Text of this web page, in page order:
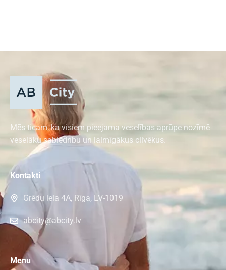
Mēs ticam, ka visiem pieejama veselības aprūpe nozīmē
veselāku sabiedrību un laimīgākus cilvēkus.
Kontakti
Grēdu iela 4A, Rīga, LV-1019
abcity@abcity.lv
Menu